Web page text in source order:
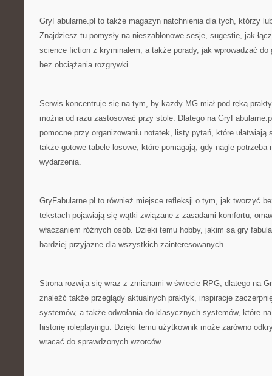
GryFabularne.pl to także magazyn natchnienia dla tych, którzy
Znajdziesz tu pomysły na nieszablonowe sesje, sugestie, jak
science fiction z kryminałem, a także porady, jak wprowadzać
bez obciążania rozgrywki.
Serwis koncentruje się na tym, by każdy MG miał pod ręką
można od razu zastosować przy stole. Dlatego na
pomocne przy organizowaniu notatek, listy pytań, które ułatwiają
także gotowe tabele losowe, które pomagają, gdy nagle potrzeba
wydarzenia.
GryFabularne.pl to również miejsce refleksji o tym, jak tworzyć
tekstach pojawiają się wątki związane z zasadami komfortu,
włączaniem różnych osób. Dzięki temu hobby, jakim są gry
bardziej przyjazne dla wszystkich zainteresowanych.
Strona rozwija się wraz z zmianami w świecie RPG, dlatego na
znaleźć także przeglądy aktualnych praktyk, inspiracje
systemów, a także odwołania do klasycznych systemów, które
historię roleplayingu. Dzięki temu użytkownik może zarówno
wracać do sprawdzonych wzorców.